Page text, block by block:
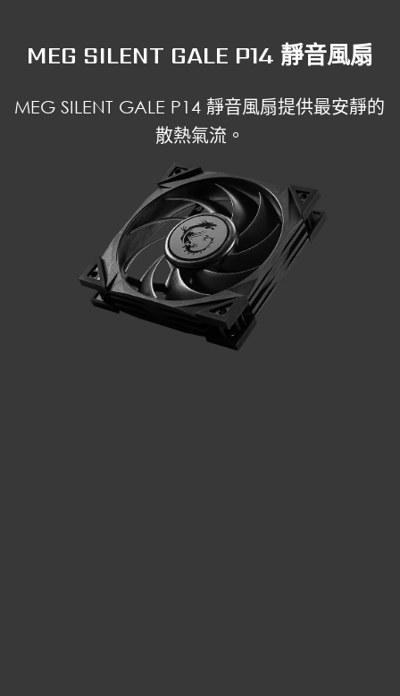
MEG SILENT GALE P14 靜音風扇
MEG SILENT GALE P14 靜音風扇提供最安靜的
散熱氣流。